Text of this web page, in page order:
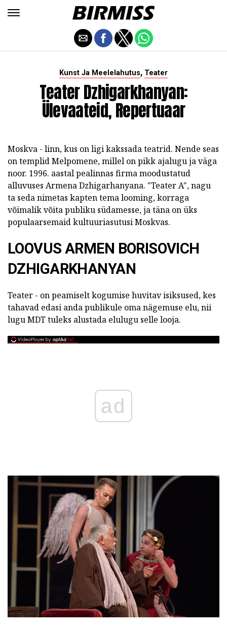
Kunst Ja Meelelahutus, Teater
Teater Dzhigarkhanyan:
Ülevaateid, Repertuaar
Moskva - linn, kus on ligi kakssada teatrid. Nende seas
on templid Melpomene, millel on pikk ajalugu ja väga
noor. 1996. aastal pealinnas firma moodustatud
alluvuses Armena Dzhigarhanyana. "Teater A", nagu
ta seda nimetas kapten tema looming, korraga
võimalik võita publiku südamesse, ja täna on üks
populaarsemaid kultuuriasutusi Moskvas.
LOOVUS ARMEN BORISOVICH
DZHIGARKHANYAN
Teater - on peamiselt kogumise huvitav isiksused, kes
tahavad edasi anda publikule oma nägemuse elu, nii
lugu MDT tuleks alustada elulugu selle looja.
ad